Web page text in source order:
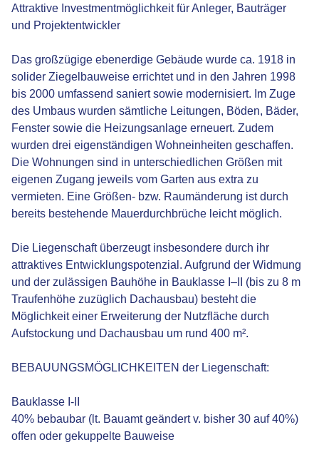
Attraktive Investmentmöglichkeit für Anleger, Bauträger
und Projektentwickler
Das großzügige ebenerdige Gebäude wurde ca. 1918 in
solider Ziegelbauweise errichtet und in den Jahren 1998
bis 2000 umfassend saniert sowie modernisiert. Im Zuge
des Umbaus wurden sämtliche Leitungen, Böden, Bäder,
Fenster sowie die Heizungsanlage erneuert. Zudem
wurden drei eigenständigen Wohneinheiten geschaffen.
Die Wohnungen sind in unterschiedlichen Größen mit
eigenen Zugang jeweils vom Garten aus extra zu
vermieten. Eine Größen- bzw. Raumänderung ist durch
bereits bestehende Mauerdurchbrüche leicht möglich.
Die Liegenschaft überzeugt insbesondere durch ihr
attraktives Entwicklungspotenzial. Aufgrund der Widmung
und der zulässigen Bauhöhe in Bauklasse I–II (bis zu 8 m
Traufenhöhe zuzüglich Dachausbau) besteht die
Möglichkeit einer Erweiterung der Nutzfläche durch
Aufstockung und Dachausbau um rund 400 m².
BEBAUUNGSMÖGLICHKEITEN der Liegenschaft:
Bauklasse I-II
40% bebaubar (lt. Bauamt geändert v. bisher 30 auf 40%)
offen oder gekuppelte Bauweise